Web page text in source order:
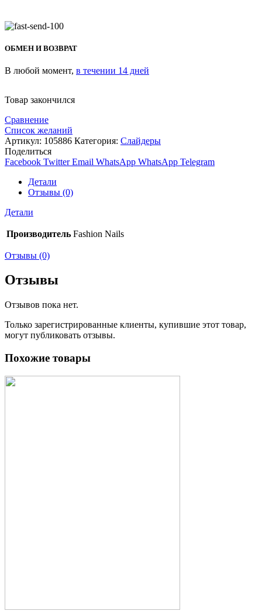
ОБМЕН И ВОЗВРАТ
В любой момент, в течении 14 дней
Товар закончился
Сравнение
Список желаний
Артикул: 105886 Категория: Слайдеры
Поделиться
Facebook Twitter Email WhatsApp WhatsApp Telegram
Детали
Отзывы (0)
Детали
Производитель Fashion Nails
Отзывы (0)
Отзывы
Отзывов пока нет.
Только зарегистрированные клиенты, купившие этот товар,
могут публиковать отзывы.
Похожие товары